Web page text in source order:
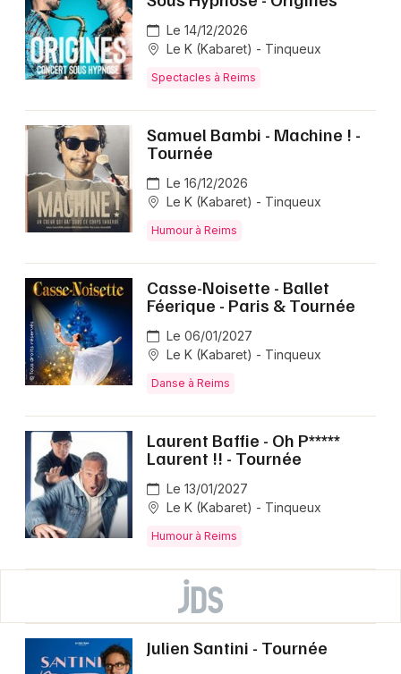
Le 14/12/2026
Le K (Kabaret) - Tinqueux
Spectacles à Reims
Samuel Bambi - Machine ! -
Tournée
Le 16/12/2026
Le K (Kabaret) - Tinqueux
Humour à Reims
Casse-Noisette - Ballet
Féerique - Paris & Tournée
Le 06/01/2027
Le K (Kabaret) - Tinqueux
Danse à Reims
Laurent Baffie - Oh P*****
Laurent !! - Tournée
Le 13/01/2027
Le K (Kabaret) - Tinqueux
Humour à Reims
Julien Santini - Tournée